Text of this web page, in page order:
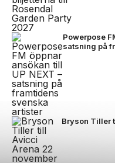
Powerpose
satsning på
Bryson Tiller